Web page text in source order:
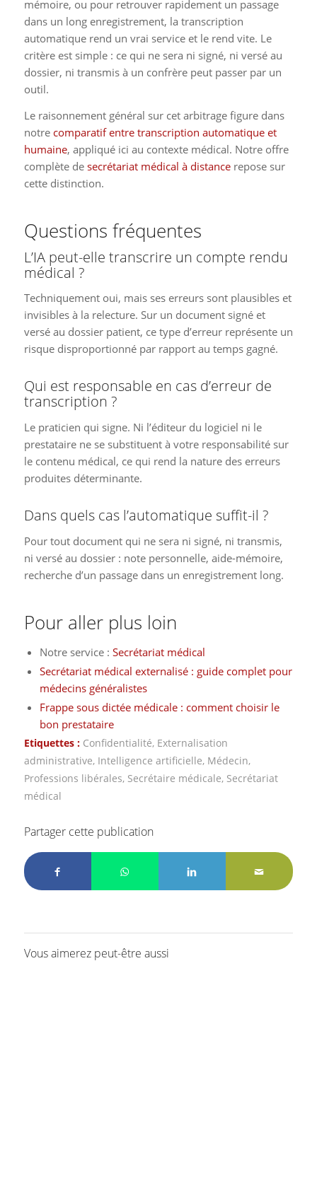
mémoire, ou pour retrouver rapidement un passage
dans un long enregistrement, la transcription
automatique rend un vrai service et le rend vite. Le
critère est simple : ce qui ne sera ni signé, ni versé au
dossier, ni transmis à un confrère peut passer par un
outil.
Le raisonnement général sur cet arbitrage figure dans
notre comparatif entre transcription automatique et
humaine, appliqué ici au contexte médical. Notre offre
complète de secrétariat médical à distancerepose sur
cette distinction.
Questions fréquentes
L’IA peut-elle transcrire un compte rendu
médical ?
Techniquement oui, mais ses erreurs sont plausibles et
invisibles à la relecture. Sur un document signé et
versé au dossier patient, ce type d’erreur représente un
risque disproportionné par rapport au temps gagné.
Qui est responsable en cas d’erreur de
transcription ?
Le praticien qui signe. Ni l’éditeur du logiciel ni le
prestataire ne se substituent à votre responsabilité sur
le contenu médical, ce qui rend la nature des erreurs
produites déterminante.
Dans quels cas l’automatique suffit-il ?
Pour tout document qui ne sera ni signé, ni transmis,
ni versé au dossier : note personnelle, aide-mémoire,
recherche d’un passage dans un enregistrement long.
Pour aller plus loin
Notre service : Secrétariat médical
Secrétariat médical externalisé : guide complet pour
médecins généralistes
Frappe sous dictée médicale : comment choisir le
bon prestataire
Etiquettes : Confidentialité, Externalisation
administrative, Intelligence artificielle, Médecin,
Professions libérales, Secrétaire médicale, Secrétariat
médical
Partager cette publication
Vous aimerez peut-être aussi